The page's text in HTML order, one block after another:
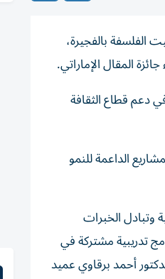
بالفجيرة،
المقال الإماراتي.
دعم قطاع الثقافة
الداعمة للنمو
وتبادل الخبرات
تدريبية مشتركة في
أحمد برقاوي عميد